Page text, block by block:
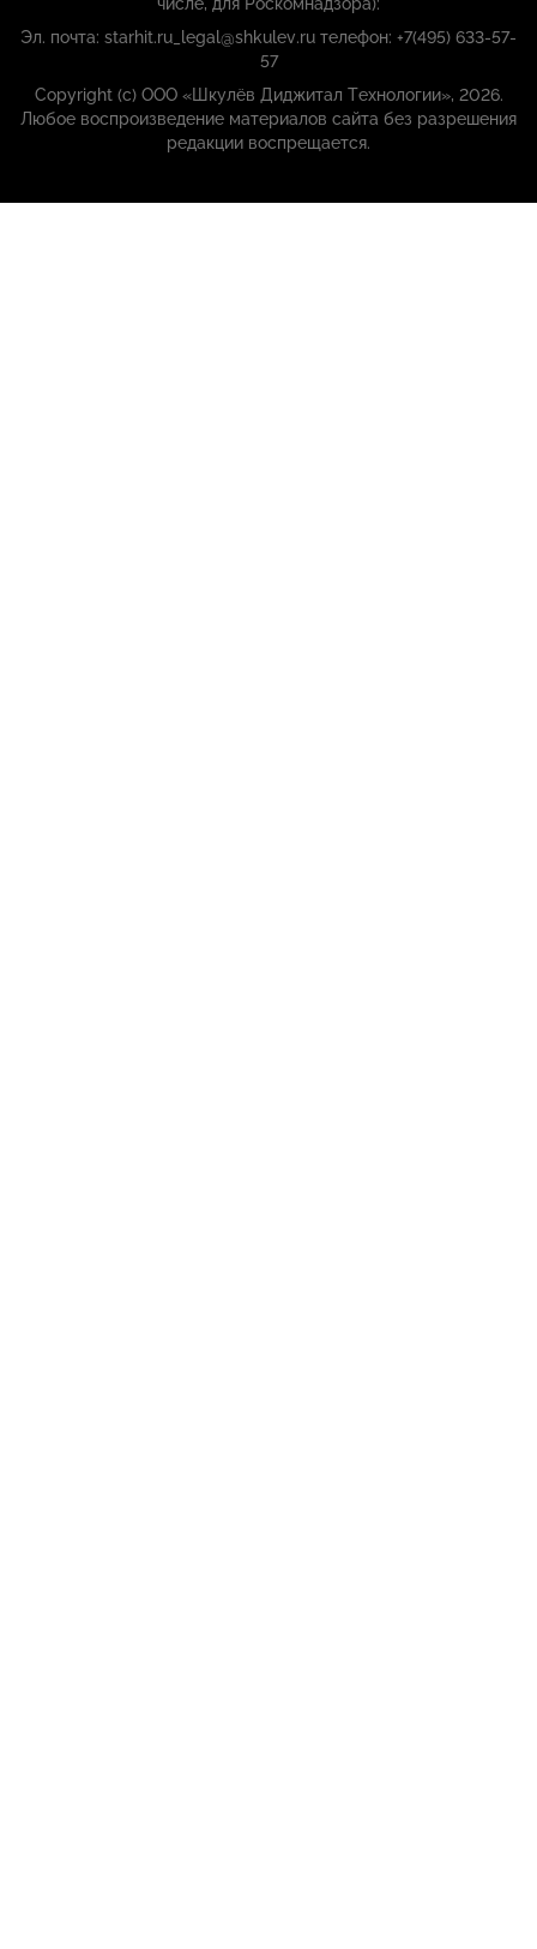
числе, для Роскомнадзора):
Эл. почта: starhit.ru_legal@shkulev.ru телефон: +7(495) 633-57-
57
Copyright (с) ООО «Шкулёв Диджитал Технологии», 2026.
Любое воспроизведение материалов сайта без разрешения
редакции воспрещается.